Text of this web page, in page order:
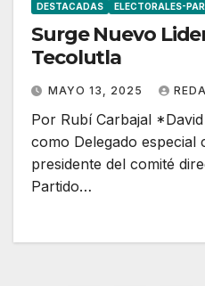
DESTACADAS ELECTORALES-
Surge Nuevo
Tecolutla
MAYO 13, 2025
Por Rubí Carbajal
como Delegado especial
presidente del comité
Partido…